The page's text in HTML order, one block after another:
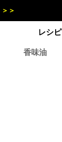
＞
レシピ
香味油